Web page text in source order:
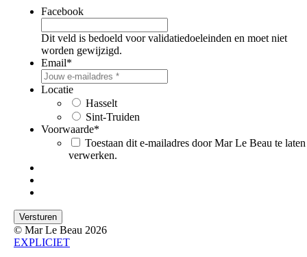
Facebook
Dit veld is bedoeld voor validatiedoeleinden en moet niet
worden gewijzigd.
Email*
Locatie
Hasselt
Sint-Truiden
Voorwaarde*
Toestaan dit e-mailadres door Mar Le Beau te laten
verwerken.
© Mar Le Beau 2026
EXPLICIET